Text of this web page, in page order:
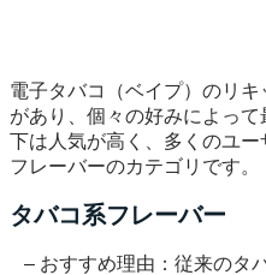
電子タバコ（ベイプ）のリ
があり、個々の好みによっ
下は人気が高く、多くのユ
フレーバーのカテゴリです。
タバコ系フレーバー
– おすすめ理由：従来のタ